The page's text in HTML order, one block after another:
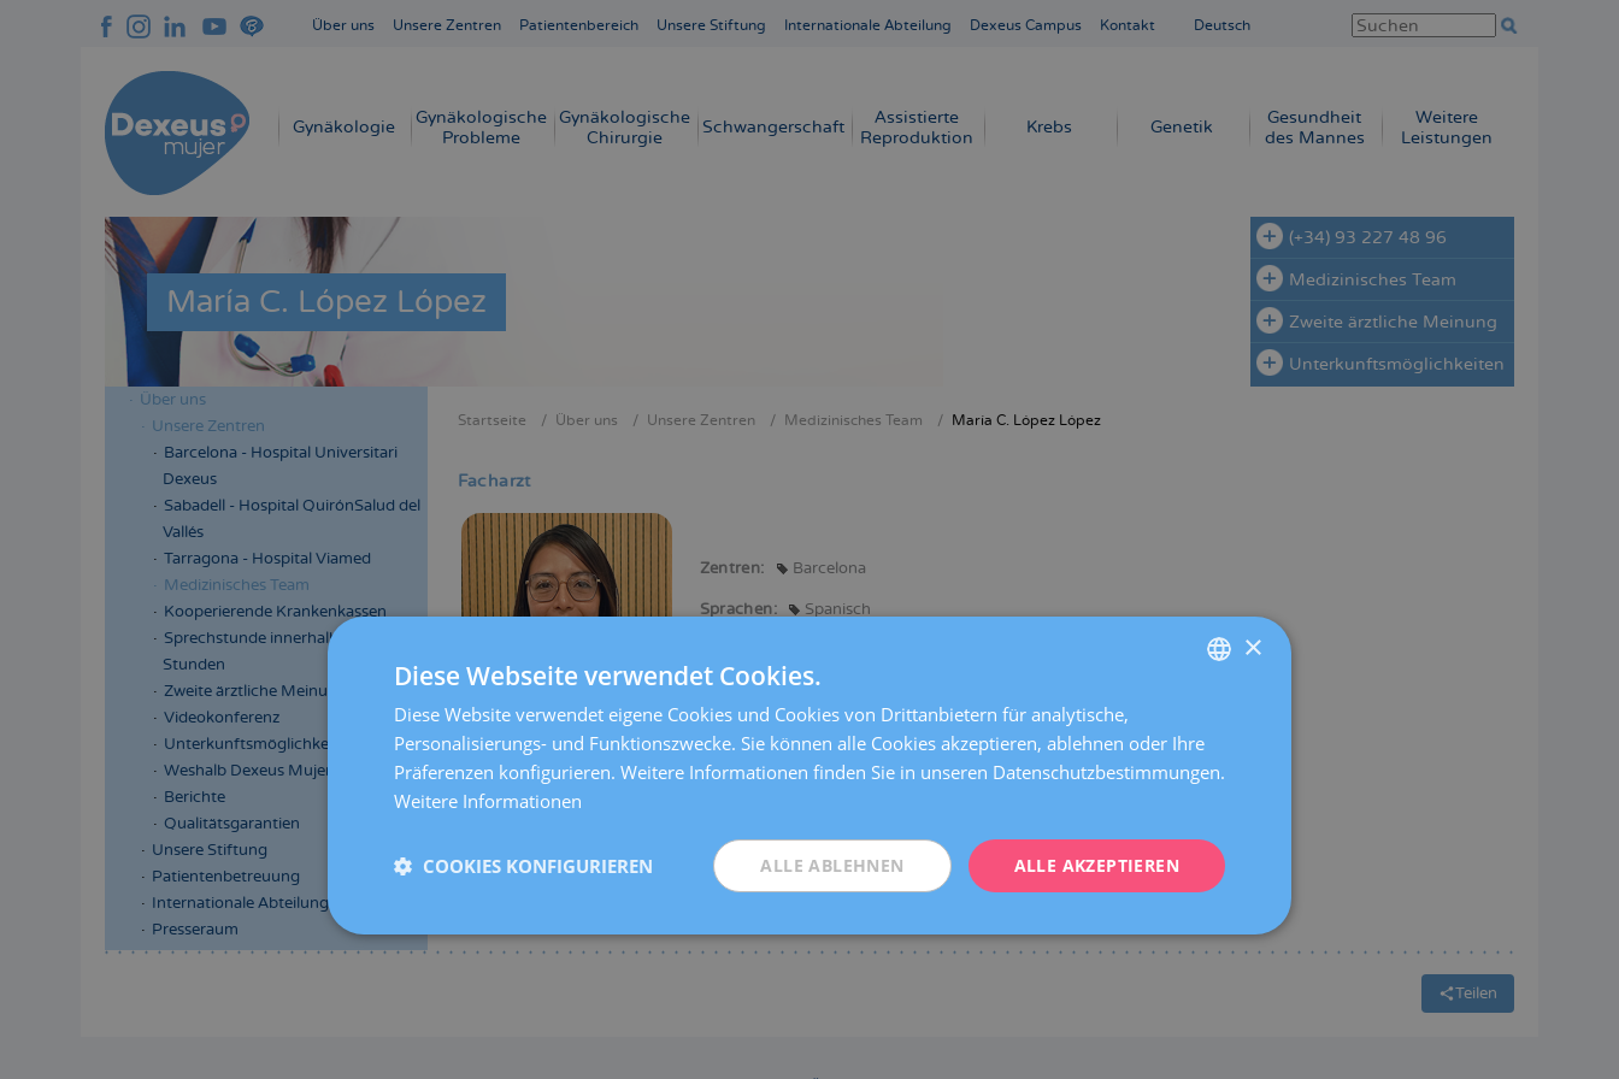
Über uns Unsere Zentren Patientenbereich Unsere Stiftung Internationale Abteilung Dexeus Campus Kontakt Deutsch
Navegación
Gynäkologie
Gynäkologische
Probleme
Gynäkologische
Chirurgie
Schwangerschaft
Assistierte
Reproduktion
Krebs Genetik
Gesundheit
des Mannes
Weitere
Leistungen
María C. López López
(+34) 93 227 48 96
Medizinisches Team
Zweite ärztliche Meinung
Unterkunftsmöglichkeiten
Menú
lateral
cabecera
Über uns
Unsere Zentren
Barcelona - Hospital Universitari
Dexeus
Sabadell - Hospital QuirónSalud del
Vallés
Tarragona - Hospital Viamed
Medizinisches Team
Kooperierende Krankenkassen
Sprechstunde innerhalb 24
Stunden
Zweite ärztliche Meinung
Videokonferenz
Unterkunftsmöglichkeiten
Weshalb Dexeus Mujer
Berichte
Qualitätsgarantien
Unsere Stiftung
Patientenbetreuung
Internationale Abteilung
Presseraum
Startseite Über uns Unsere Zentren Medizinisches Team María C. López López
Facharzt
Zentren: Barcelona
Sprachen: Spanisch
Beratung vor der Schwangerschaft
Teilen
CATALÀ
DEUTSCH
ESPAÑOL
×
Diese Webseite verwendet Cookies.
Diese Website verwendet eigene Cookies und Cookies von Drittanbietern für analytische,
Personalisierungs- und Funktionszwecke. Sie können alle Cookies akzeptieren, ablehnen oder Ihre
Präferenzen konfigurieren. Weitere Informationen finden Sie in unseren Datenschutzbestimmungen.
Weitere Informationen
ALLE AKZEPTIEREN
ALLE ABLEHNEN
COOKIES KONFIGURIEREN